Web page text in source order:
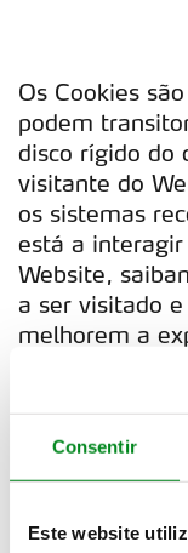
Consentir
Este website
Os Cookies
podem
disco rígido do
visitante do
os sistemas
está a
Website,
a ser visitado
melhorem a
Sem caráter
os